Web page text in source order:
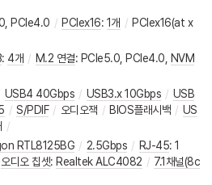
PCIe4.0 / PCIex16: 1개 / PCIex16(at x
: 4개 / M.2 연결: PCIe5.0 PCIe4.0
NVM
USB4 40Gbps / USB3.x 10Gbps / USB
/ S/PDIF / 오디오잭 / BIOS플래시백 / US
/
RTL8125BG / 2.5Gbps / RJ-45: 1
오디오 칩셋: Realtek ALC4082 / 7.1채널(8c